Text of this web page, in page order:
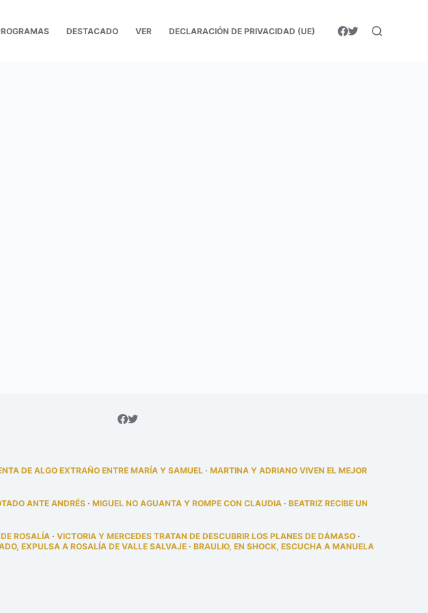
DESTACADO VER DECLARACIÓN DE PRIVACIDAD (UE)
DE ALGO EXTRAÑO ENTRE MARÍA Y SAMUEL ·MARTINA Y ADRIANO VIVEN EL MEJOR
ANTE ANDRÉS ·MIGUEL NO AGUANTA Y ROMPE CON CLAUDIA ·BEATRIZ RECIBE UN
ROSALÍA ·VICTORIA Y MERCEDES TRATAN DE DESCUBRIR LOS PLANES DE DÁMASO ·
EXPULSA A ROSALÍA DE VALLE SALVAJE ·BRAULIO, EN SHOCK, ESCUCHA A MANUELA